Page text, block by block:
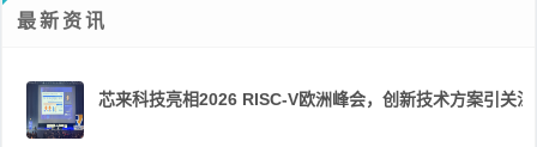
最新资讯
芯来科技亮相2026 RISC-V欧洲峰会，创新技术方案引关注